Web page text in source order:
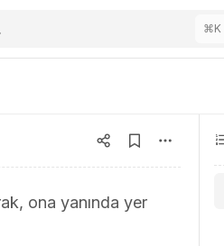
⌘K
ona yanında yer